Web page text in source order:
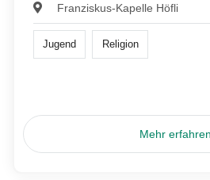
Franziskus-Kapelle Höfli
Jugend Religion
Mehr erfahren